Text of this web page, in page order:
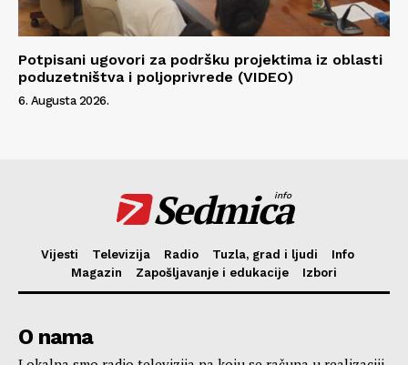
Potpisani ugovori za podršku projektima iz oblasti
poduzetništva i poljoprivrede (VIDEO)
6. Augusta 2026.
Sedmica
info
Vijesti Televizija Radio Tuzla, grad i ljudi
Info
Magazin
Zapošljavanje i edukacije Izbori
O nama